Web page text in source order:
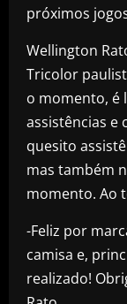
próximos
Wellington
Tricolor
o momento, é
assistências e
quesito
mas também
momento. Ao
-Feliz por
camisa e,
realizado!